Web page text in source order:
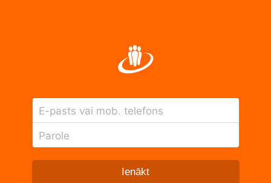
E-pasts vai mob. telefons
Parole
Ienākt